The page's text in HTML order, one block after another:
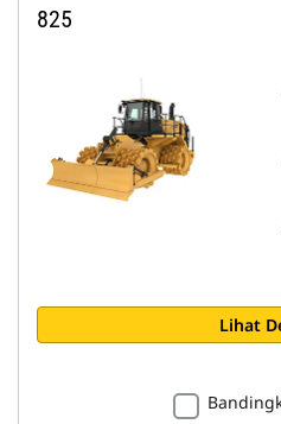
825
Lihat